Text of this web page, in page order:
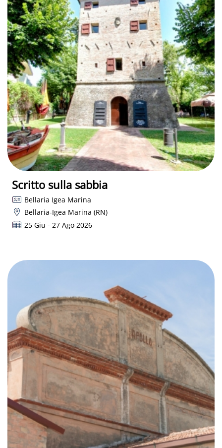
Scritto sulla sabbia
Bellaria Igea Marina
Bellaria-Igea Marina (RN)
25 Giu - 27 Ago 2026